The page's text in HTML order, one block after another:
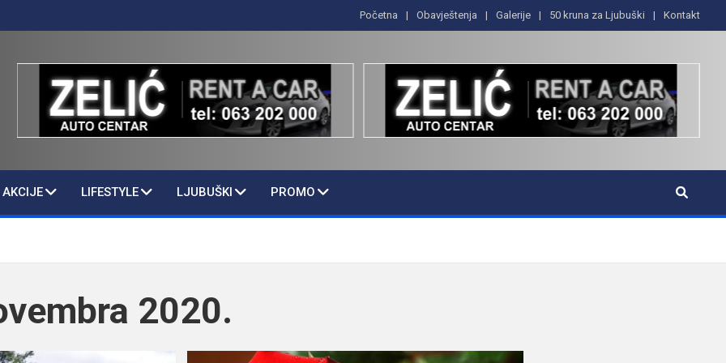
Početna Obavještenja Galerije 50 kruna za Ljubuški Kontakt
LIFESTYLE LJUBUŠKI PROMO
2020.